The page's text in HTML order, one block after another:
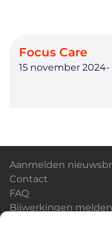
Focus Care
15 november 2024-
Aanmelden
Contact
FAQ
Bijwerkingen melden